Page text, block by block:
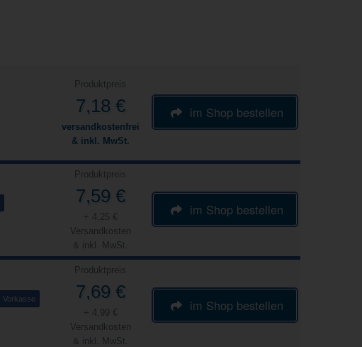
Produktpreis
7,18 €
versandkostenfrei
& inkl. MwSt.
im Shop bestellen
Produktpreis
7,59 €
+ 4,25 €
Versandkosten
& inkl. MwSt.
im Shop bestellen
Vorkasse
Produktpreis
7,69 €
+ 4,99 €
Versandkosten
& inkl. MwSt.
im Shop bestellen